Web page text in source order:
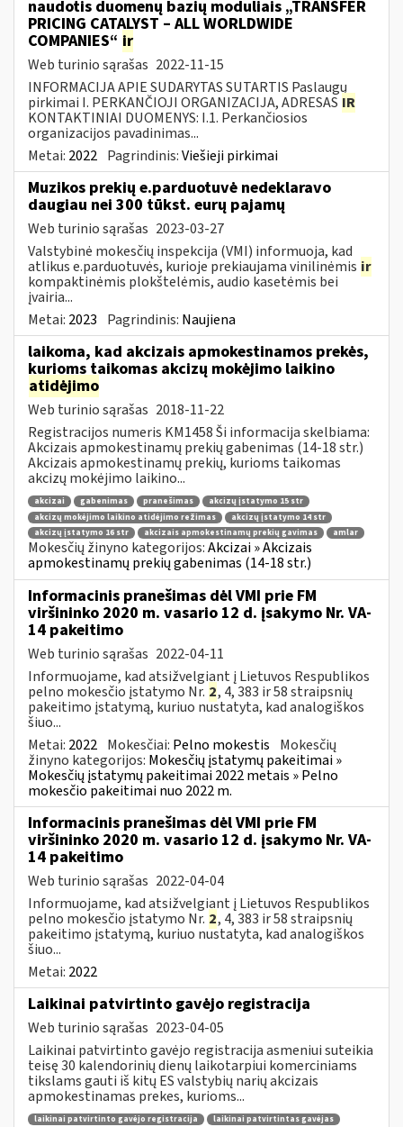
naudotis duomenų bazių moduliais „TRANSFER
PRICING CATALYST – ALL WORLDWIDE
COMPANIES“ ir
Web turinio sąrašas 2022-11-15
INFORMACIJA APIE SUDARYTAS SUTARTIS Paslaugų
pirkimai I. PERKANČIOJI ORGANIZACIJA, ADRESAS IR
KONTAKTINIAI DUOMENYS: I.1. Perkančiosios
organizacijos pavadinimas...
Metai: 2022 Pagrindinis:Viešieji pirkimai
Muzikos prekių e.parduotuvė nedeklaravo
daugiau nei 300 tūkst. eurų pajamų
Web turinio sąrašas 2023-03-27
Valstybinė mokesčių inspekcija (VMI) informuoja, kad
atlikus e.parduotuvės, kurioje prekiaujama vinilinėmis ir
kompaktinėmis plokštelėmis, audio kasetėmis bei
įvairia...
Metai: 2023 Pagrindinis: Naujiena
laikoma, kad akcizais apmokestinamos prekės,
kurioms taikomas akcizų mokėjimo laikino
atidėjimo
Web turinio sąrašas 2018-11-22
Registracijos numeris KM1458 Ši informacija skelbiama:
Akcizais apmokestinamų prekių gabenimas (14-18 str.)
Akcizais apmokestinamų prekių, kurioms taikomas
akcizų mokėjimo laikino...
akcizai gabenimas pranešimas
akcizų įstatymo 15 str
akcizų mokėjimo laikino atidėjimo režimas
akcizų įstatymo 14 str
akcizų įstatymo 16 str
akcizais apmokestinamų prekių gavimas amlar
Mokesčių žinyno kategorijos:Akcizai » Akcizais
apmokestinamų prekių gabenimas (14-18 str.)
Informacinis pranešimas dėl VMI prie FM
viršininko 2020 m. vasario 12 d. įsakymo Nr. VA-
14 pakeitimo
Web turinio sąrašas 2022-04-11
Informuojame, kad atsižvelgiant į Lietuvos Respublikos
pelno mokesčio įstatymo Nr. 2, 4, 383 ir 58 straipsnių
pakeitimo įstatymą, kuriuo nustatyta, kad analogiškos
šiuo...
Metai: 2022 Mokesčiai: Pelno mokestis Mokesčių
žinyno kategorijos: Mokesčių įstatymų pakeitimai »
Mokesčių įstatymų pakeitimai 2022 metais » Pelno
mokesčio pakeitimai nuo 2022 m.
Informacinis pranešimas dėl VMI prie FM
viršininko 2020 m. vasario 12 d. įsakymo Nr. VA-
14 pakeitimo
Web turinio sąrašas 2022-04-04
Informuojame, kad atsižvelgiant į Lietuvos Respublikos
pelno mokesčio įstatymo Nr. 2, 4, 383 ir 58 straipsnių
pakeitimo įstatymą, kuriuo nustatyta, kad analogiškos
šiuo...
Metai: 2022
Laikinai patvirtinto gavėjo registracija
Web turinio sąrašas 2023-04-05
Laikinai patvirtinto gavėjo registracija asmeniui suteikia
teisę 30 kalendorinių dienų laikotarpiui komerciniams
tikslams gauti iš kitų ES valstybių narių akcizais
apmokestinamas prekes, kurioms...
laikinai patvirtinto gavėjo registracija
laikinai patvirtintas gavėjas